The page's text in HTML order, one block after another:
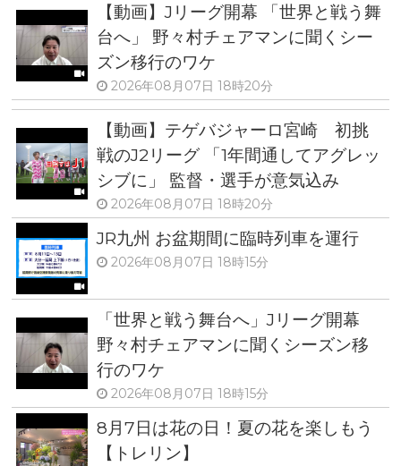
【動画】Jリーグ開幕 「世界と戦う舞
台へ」 野々村チェアマンに聞くシー
ズン移行のワケ
2026年08月07日 18時20分
【動画】テゲバジャーロ宮崎 初挑
戦のJ2リーグ 「1年間通してアグレッ
シブに」 監督・選手が意気込み
2026年08月07日 18時20分
JR九州 お盆期間に臨時列車を運行
2026年08月07日 18時15分
「世界と戦う舞台へ」Jリーグ開幕
野々村チェアマンに聞くシーズン移
行のワケ
2026年08月07日 18時15分
8月7日は花の日！夏の花を楽しもう
【トレリン】